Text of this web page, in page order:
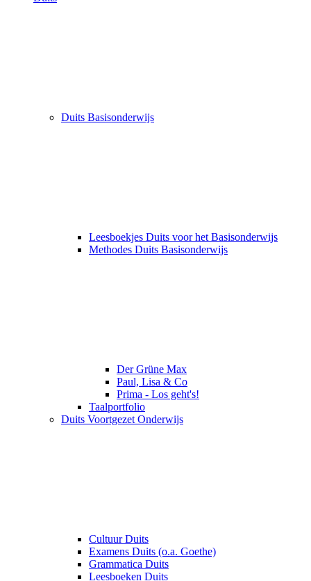
Duits Basisonderwijs
Leesboekjes Duits voor het Basisonderwijs
Methodes Duits Basisonderwijs
Der Grüne Max
Paul, Lisa & Co
Prima - Los geht's!
Taalportfolio
Duits Voortgezet Onderwijs
Cultuur Duits
Examens Duits (o.a. Goethe)
Grammatica Duits
Leesboeken Duits